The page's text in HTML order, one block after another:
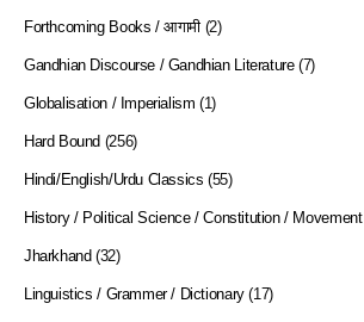
Forthcoming Books / आगामी (2)
Gandhian Discourse / Gandhian Literature (7)
Globalisation / Imperialism (1)
Hard Bound (256)
Hindi/English/Urdu Classics (55)
History / Political Science / Constitution / Movement
Jharkhand (32)
Linguistics / Grammer / Dictionary (17)